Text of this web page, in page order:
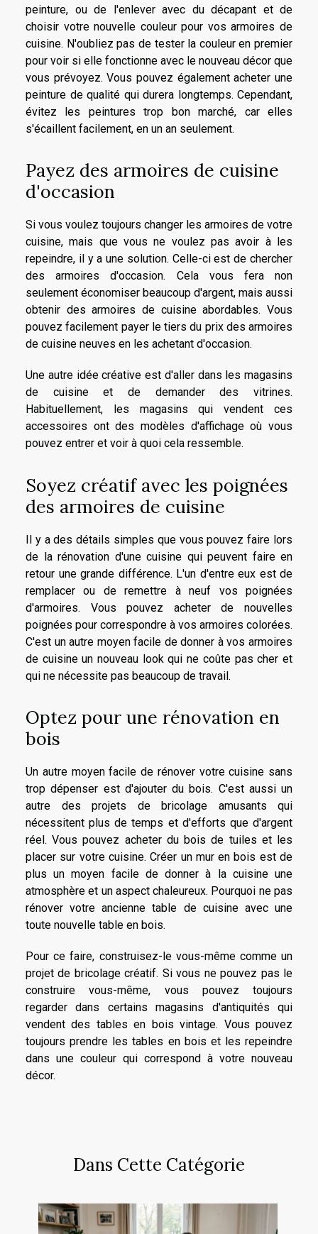
peinture, ou de l'enlever avec du décapant et de
choisir votre nouvelle couleur pour vos armoires de
cuisine. N'oubliez pas de tester la couleur en premier
pour voir si elle fonctionne avec le nouveau décor que
vous prévoyez. Vous pouvez également acheter une
peinture de qualité qui durera longtemps. Cependant,
évitez les peintures trop bon marché, car elles
s'écaillent facilement, en un an seulement.
Payez des armoires de cuisine
d'occasion
Si vous voulez toujours changer les armoires de votre
cuisine, mais que vous ne voulez pas avoir à les
repeindre, il y a une solution. Celle-ci est de chercher
des armoires d'occasion. Cela vous fera non
seulement économiser beaucoup d'argent, mais aussi
obtenir des armoires de cuisine abordables. Vous
pouvez facilement payer le tiers du prix des armoires
de cuisine neuves en les achetant d'occasion.
Une autre idée créative est d'aller dans les magasins
de cuisine et de demander des vitrines.
Habituellement, les magasins qui vendent ces
accessoires ont des modèles d'affichage où vous
pouvez entrer et voir à quoi cela ressemble.
Soyez créatif avec les poignées
des armoires de cuisine
Il y a des détails simples que vous pouvez faire lors
de la rénovation d'une cuisine qui peuvent faire en
retour une grande différence. L'un d'entre eux est de
remplacer ou de remettre à neuf vos poignées
d'armoires. Vous pouvez acheter de nouvelles
poignées pour correspondre à vos armoires colorées.
C'est un autre moyen facile de donner à vos armoires
de cuisine un nouveau look qui ne coûte pas cher et
qui ne nécessite pas beaucoup de travail.
Optez pour une rénovation en
bois
Un autre moyen facile de rénover votre cuisine sans
trop dépenser est d'ajouter du bois. C'est aussi un
autre des projets de bricolage amusants qui
nécessitent plus de temps et d'efforts que d'argent
réel. Vous pouvez acheter du bois de tuiles et les
placer sur votre cuisine. Créer un mur en bois est de
plus un moyen facile de donner à la cuisine une
atmosphère et un aspect chaleureux. Pourquoi ne pas
rénover votre ancienne table de cuisine avec une
toute nouvelle table en bois.
Pour ce faire, construisez-le vous-même comme un
projet de bricolage créatif. Si vous ne pouvez pas le
construire vous-même, vous pouvez toujours
regarder dans certains magasins d'antiquités qui
vendent des tables en bois vintage. Vous pouvez
toujours prendre les tables en bois et les repeindre
dans une couleur qui correspond à votre nouveau
décor.
Dans Cette Catégorie